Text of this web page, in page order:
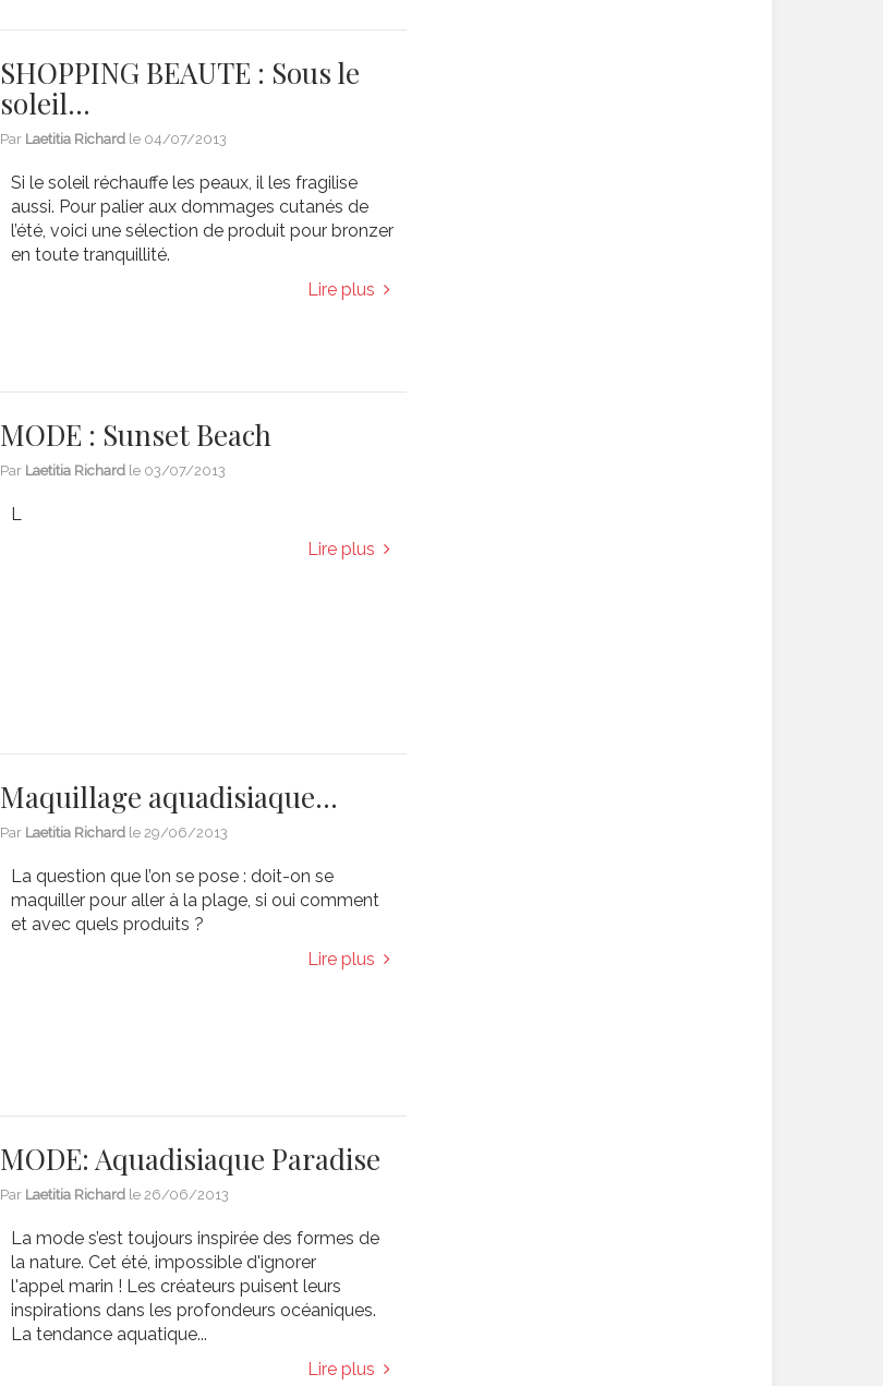
SHOPPING BEAUTE : Sous le
soleil…
Par Laetitia Richard le 04/07/2013
Si le soleil réchauffe les peaux, il les fragilise
aussi. Pour palier aux dommages cutanés de
l’été, voici une sélection de produit pour bronzer
en toute tranquillité.
Lire plus
MODE : Sunset Beach
Par Laetitia Richard le 03/07/2013
L
Lire plus
Maquillage aquadisiaque…
Par Laetitia Richard le 29/06/2013
La question que l’on se pose : doit-on se
maquiller pour aller à la plage, si oui comment
et avec quels produits ?
Lire plus
MODE: Aquadisiaque Paradise
Par Laetitia Richard le 26/06/2013
La mode s’est toujours inspirée des formes de
la nature. Cet été, impossible d'ignorer
l'appel marin ! Les créateurs puisent leurs
inspirations dans les profondeurs océaniques.
La tendance aquatique...
Lire plus